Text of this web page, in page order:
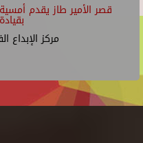
قصر الأمير طاز يقدم
مركز الإبداع